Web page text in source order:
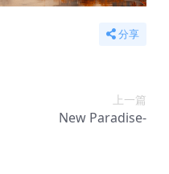
分享
上一篇
New Paradise-